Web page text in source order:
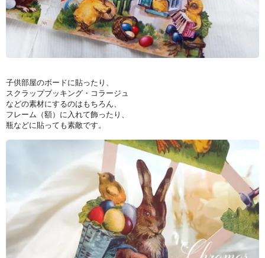
子供部屋のボードに貼ったり、
スクラップブッキング・コラージュ
などの素材にするのはもちろん、
フレーム（額）に入れて飾ったり、
瓶などに貼っても素敵です。